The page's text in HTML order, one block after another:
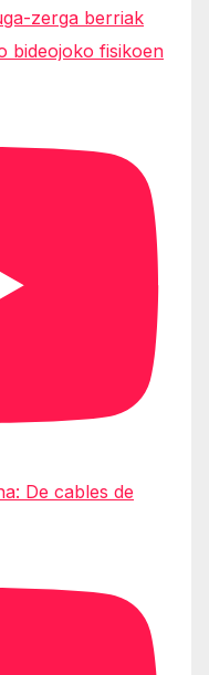
zerga berriak
bideojoko fisikoen
De cables de